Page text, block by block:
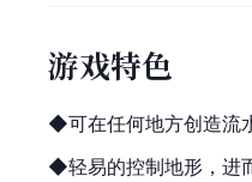
游戏特色
◆可在任何地方创造流
◆轻易的控制地形，进